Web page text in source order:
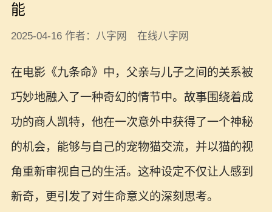
能
2025-04-16 作者：八字网 在线八字网
在电影《九条命》中，父亲与儿子之间的关系被
巧妙地融入了一种奇幻的情节中。故事围绕着成
功的商人凯特，他在一次意外中获得了一个神秘
的机会，能够与自己的宠物猫交流，并以猫的视
角重新审视自己的生活。这种设定不仅让人感到
新奇，更引发了对生命意义的深刻思考。